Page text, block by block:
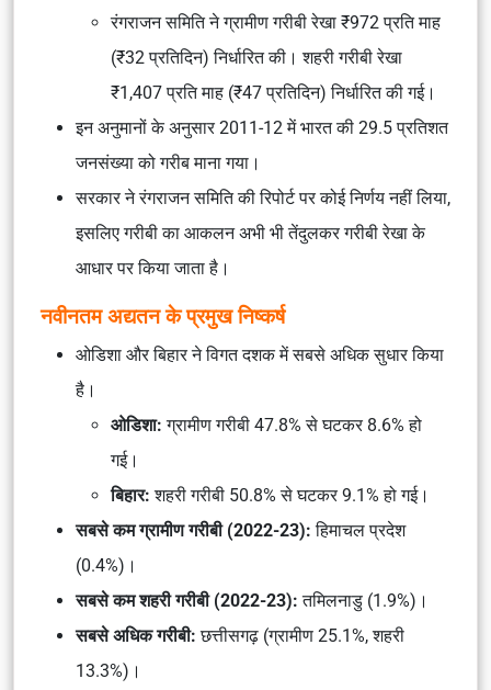
रंगराजन समिति ने ग्रामीण गरीबी रेखा ₹972 प्रति माह
(₹32 प्रतिदिन) निर्धारित की। शहरी गरीबी रेखा
₹1,407 प्रति माह (₹47 प्रतिदिन) निर्धारित की गई।
इन अनुमानों के अनुसार 2011-12 में भारत की 29.5 प्रतिशत
जनसंख्या को गरीब माना गया।
सरकार ने रंगराजन समिति की रिपोर्ट पर कोई निर्णय नहीं लिया,
इसलिए गरीबी का आकलन अभी भी तेंदुलकर गरीबी रेखा के
आधार पर किया जाता है।
नवीनतम अद्यतन के प्रमुख निष्कर्ष
ओडिशा और बिहार ने विगत दशक में सबसे अधिक सुधार किया
है।
ओडिशा: ग्रामीण गरीबी 47.8% से घटकर 8.6% हो
गई।
बिहार: शहरी गरीबी 50.8% से घटकर 9.1% हो गई।
सबसे कम ग्रामीण गरीबी (2022-23): हिमाचल प्रदेश
(0.4%)।
सबसे कम शहरी गरीबी (2022-23): तमिलनाडु (1.9%)।
सबसे अधिक गरीबी: छत्तीसगढ़ (ग्रामीण 25.1%, शहरी
13.3%)।